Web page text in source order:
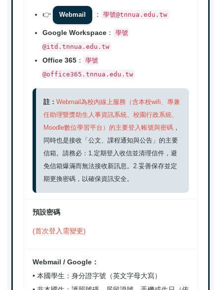
👉 Webmail ： 學號@tnnua.edu.tw
Google Workspace：
學號
@itd.tnnua.edu.tw
Office 365：
學號
@office365.tnnua.edu.tw
註： Webmail為校內線上服務（含本校wifi、專兼
任助理暨獎助生人事資訊系統、校園行政系統、
Moodle數位學習平台）的主要登入帳號與密碼，
同時也是接收「公文、課程通知與公告」的主要
信箱。請務必：1.定期登入收信並清理信件，避
免信箱爆滿而無法接收新訊息。2.妥善保存並定
期更換密碼，以確保資訊安全。
預設密碼
(首次登入需變更)
Webmail / Google：
• 本國學生：身分證字號（英文字母大寫）